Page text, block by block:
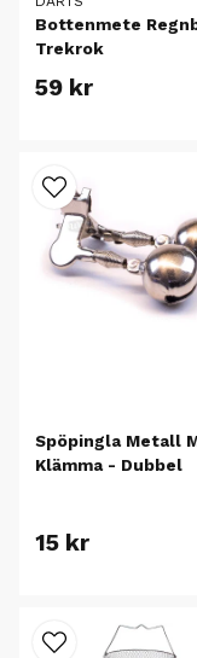
Bottenmete
Trekrok
59 kr
Spöpingla Metall
Klämma - Dubbel
15 kr